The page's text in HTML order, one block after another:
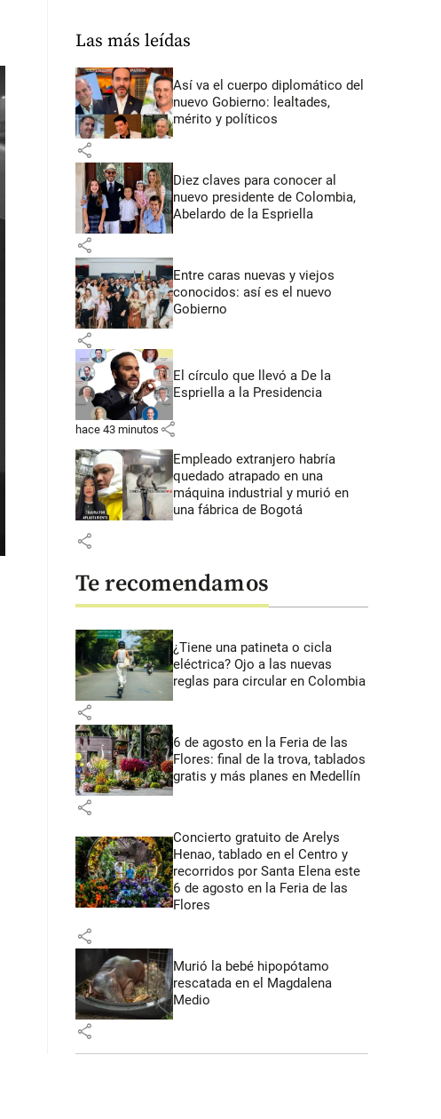
Las más leídas
Así va el cuerpo diplomático del
nuevo Gobierno: lealtades,
mérito y políticos
share
Diez claves para conocer al
nuevo presidente de Colombia,
Abelardo de la Espriella
share
Entre caras nuevas y viejos
conocidos: así es el nuevo
Gobierno
share
El círculo que llevó a De la
Espriella a la Presidencia
hace 43 minutos share
Empleado extranjero habría
quedado atrapado en una
máquina industrial y murió en
una fábrica de Bogotá
share
Te recomendamos
¿Tiene una patineta o cicla
eléctrica? Ojo a las nuevas
reglas para circular en Colombia
share
6 de agosto en la Feria de las
Flores: final de la trova, tablados
gratis y más planes en Medellín
share
Concierto gratuito de Arelys
Henao, tablado en el Centro y
recorridos por Santa Elena este
6 de agosto en la Feria de las
Flores
share
Murió la bebé hipopótamo
rescatada en el Magdalena
Medio
share